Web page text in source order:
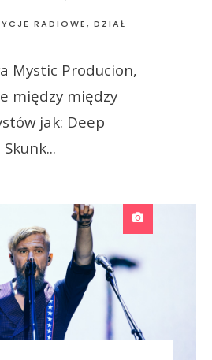
RADIOWE, DZIAŁ
Mystic Producion,
między między
jak: Deep
Skunk...